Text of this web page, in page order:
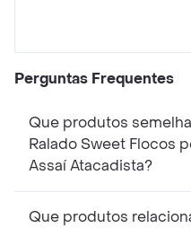
Perguntas Frequentes
Que produtos
Ralado Sweet Flocos
Assaí Atacadista?
Que produtos